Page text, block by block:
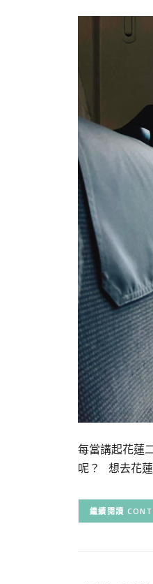
每當講起花蓮
呢？ 想去花